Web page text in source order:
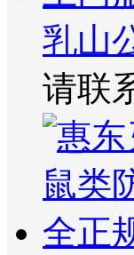
乳山
请联